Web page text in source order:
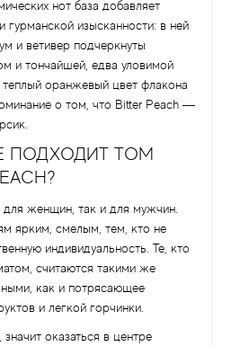
нот база добавляет
гурманской изысканности: в ней
и ветивер подчеркнуты
и тончайшей, едва уловимой
оранжевый цвет флакона
о том, что Bitter Peach —
TOM
женщин, так и для мужчин.
ярким, смелым, тем, кто не
индивидуальность. Те, кто
считаются такими же
как и потрясающее
и легкой горчинки.
оказаться в центре